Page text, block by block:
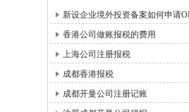
新设企业境外投资备案如何申请
香港公司做账报税的费用
上海公司注册报税
成都香港报税
成都开曼公司注册记账